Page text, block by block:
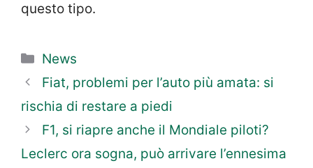
questo tipo.
Categorie
News
Fiat, problemi per l’auto più amata: si
rischia di restare a piedi
F1, si riapre anche il Mondiale piloti?
Leclerc ora sogna, può arrivare l’ennesima